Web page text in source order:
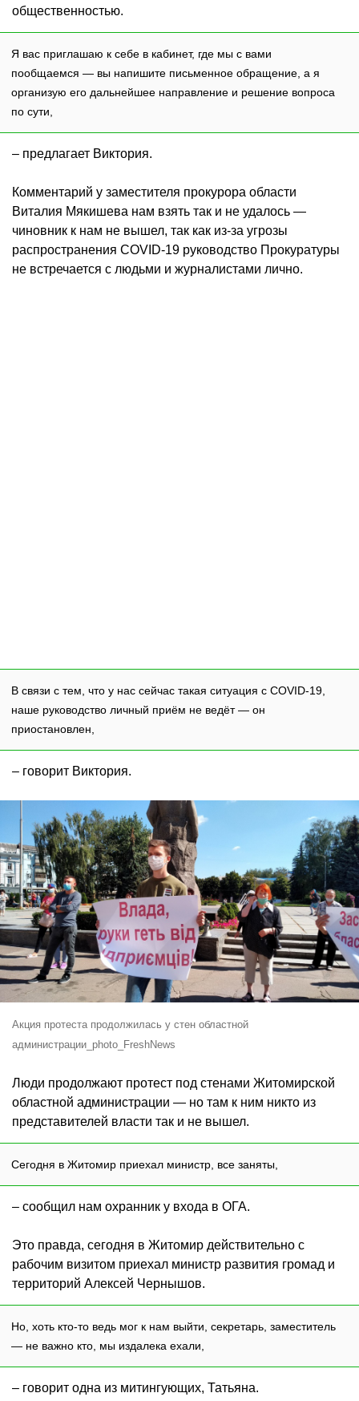
общественностью.
Я вас приглашаю к себе в кабинет, где мы с вами
пообщаемся — вы напишите письменное обращение, а я
организую его дальнейшее направление и решение вопроса
по сути,
– предлагает Виктория.
Комментарий у заместителя прокурора области
Виталия Мякишева нам взять так и не удалось —
чиновник к нам не вышел, так как из-за угрозы
распространения COVID-19 руководство Прокуратуры
не встречается с людьми и журналистами лично.
В связи с тем, что у нас сейчас такая ситуация с COVID-19,
наше руководство личный приём не ведёт — он
приостановлен,
– говорит Виктория.
Акция протеста продолжилась у стен областной
администрации_photo_FreshNews
Люди продолжают протест под стенами Житомирской
областной администрации — но там к ним никто из
представителей власти так и не вышел.
Сегодня в Житомир приехал министр, все заняты,
– сообщил нам охранник у входа в ОГА.
Это правда, сегодня в Житомир действительно с
рабочим визитом приехал министр развития громад и
территорий Алексей Чернышов.
Но, хоть кто-то ведь мог к нам выйти, секретарь, заместитель
— не важно кто, мы издалека ехали,
– говорит одна из митингующих, Татьяна.